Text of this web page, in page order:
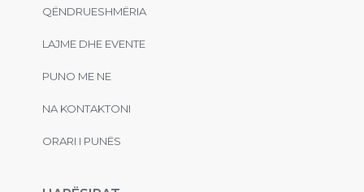
QËNDRUESHMËRIA
LAJME DHE EVENTE
PUNO ME NE
NA KONTAKTONI
ORARI I PUNËS